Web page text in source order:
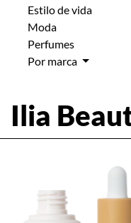
Estilo de vida
Moda
Perfumes
Por marca
Ilia